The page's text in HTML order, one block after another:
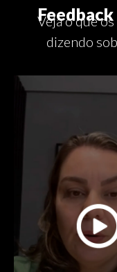
Veja o que
dizendo